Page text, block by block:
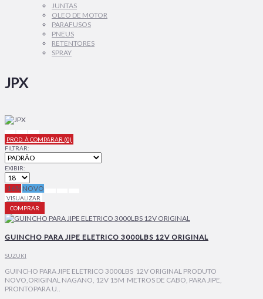
JUNTAS
OLEO DE MOTOR
PARAFUSOS
PNEUS
RETENTORES
SPRAY
JPX
PROD. À COMPARAR (0)
FILTRAR:
EXIBIR:
-16% NOVO
VISUALIZAR
COMPRAR
GUINCHO PARA JIPE ELETRICO 3000LBS 12V ORIGINAL
SUZUKI
GUINCHO PARA JIPE ELETRICO 3000LBS 12V ORIGINAL PRODUTO
NOVO,ORIGINAL NAGANO, 12V 15M METROS DE CABO, PARA JIPE,
PRONTOPARA U..